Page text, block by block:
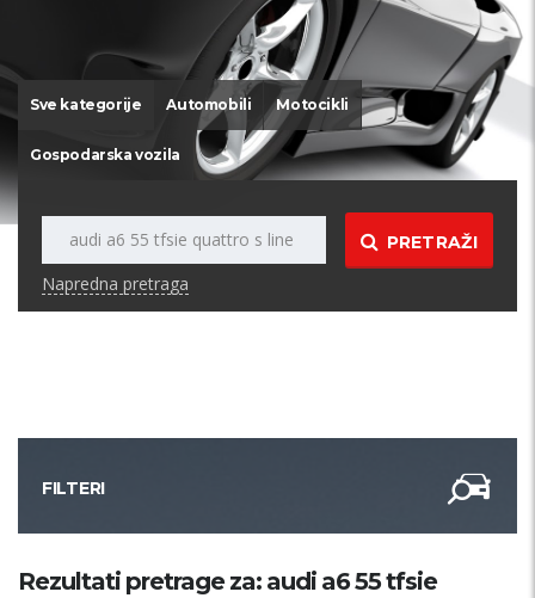
Sve kategorije Automobili Motocikli
Gospodarska vozila
PRETRAŽI
Napredna pretraga
FILTERI
Kategorija
Rezultati pretrage za: audi a6 55 tfsie